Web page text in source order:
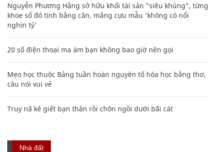
Nguyễn Phương Hằng sở hữu khối tài sản "siêu khủng", từng
khoe sổ đỏ tính bằng cân, mắng cựu mẫu 'không có nổi
nghìn tỷ'
20 số điện thoại ma ám bạn không bao giờ nên gọi
Mẹo học thuộc Bảng tuần hoàn nguyên tố hóa học bằng thơ,
câu nói vui vẻ
Truy nã kẻ giết bạn thân rồi chôn ngồi dưới bãi cát
Nhà đất